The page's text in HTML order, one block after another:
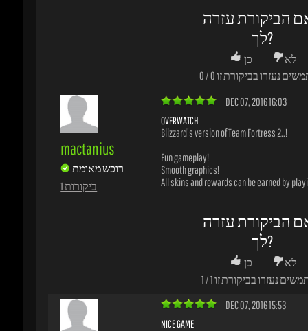
הביקורת עזרה
כן
לא
1/1נעזרו בביקורת זו
xupacabra
רוכש מאומת
Fantastic grafics. Good tutorials. Easy to
this game and to have fun with us!
הביקורת עזרה
כן
לא
0/0נעזרו בביקורת זו